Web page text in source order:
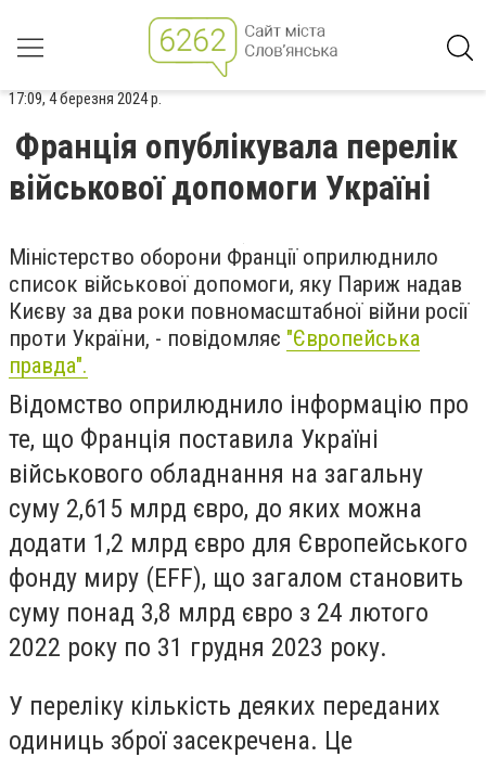
17:09, 4 березня 2024 р.
Франція опублікувала перелік
військової допомоги Україні
Міністерство оборони Франції оприлюднило
список військової допомоги, яку Париж надав
Києву за два роки повномасштабної війни росії
проти України, - повідомляє "Європейська
правда".
Відомство оприлюднило інформацію про
те, що Франція поставила Україні
військового обладнання на загальну
суму 2,615 млрд євро, до яких можна
додати 1,2 млрд євро для Європейського
фонду миру (EFF), що загалом становить
суму понад 3,8 млрд євро з 24 лютого
2022 року по 31 грудня 2023 року.
У переліку кількість деяких переданих
одиниць зброї засекречена. Це